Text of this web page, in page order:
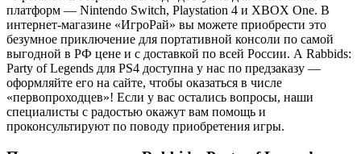
платформ — Nintendo Switch, Playstation 4 и XBOX One. В
интернет-магазине «ИгроРай» вы можете приобрести это
безумное приключение для портативной консоли по самой
выгодной в РФ цене и с доставкой по всей России. А Rabbids:
Party of Legends для PS4 доступна у нас по предзаказу —
оформляйте его на сайте, чтобы оказаться в числе
«первопроходцев»! Если у вас остались вопросы, наши
специалисты с радостью окажут вам помощь и
проконсультируют по поводу приобретения игры.